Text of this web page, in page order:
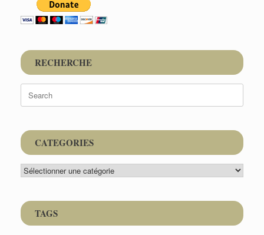
RECHERCHE
Search
for:
CATEGORIES
CATEGORIES
TAGS